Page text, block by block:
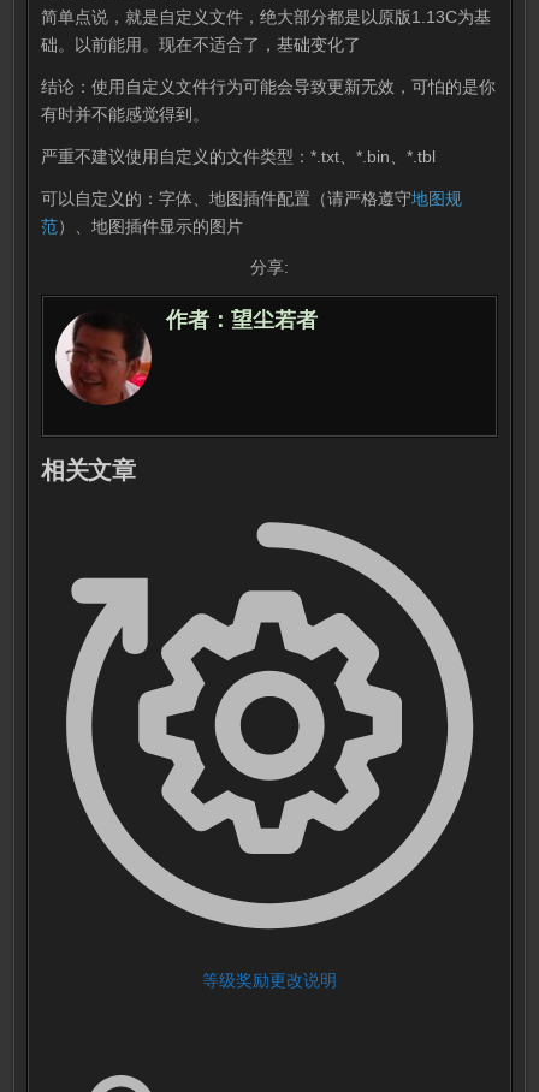
简单点说，就是自定义文件，绝大部分都是以原版1.13C为基
础。以前能用。现在不适合了，基础变化了
结论：使用自定义文件行为可能会导致更新无效，可怕的是你
有时并不能感觉得到。
严重不建议使用自定义的文件类型：*.txt、*.bin、*.tbl
可以自定义的：字体、地图插件配置（请严格遵守地图规
范）、地图插件显示的图片
分享:
作者：望尘若者
相关文章
等级奖励更改说明